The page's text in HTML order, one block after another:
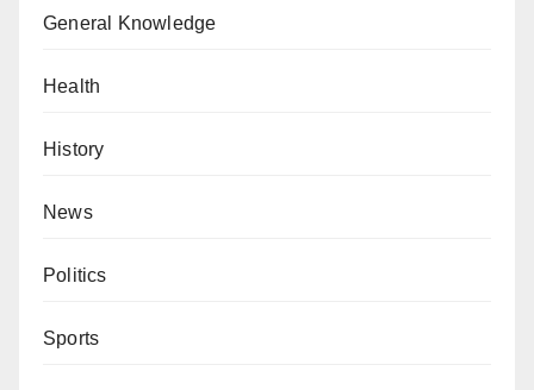
General Knowledge
Health
History
News
Politics
Sports